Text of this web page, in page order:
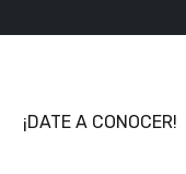
¡DATE A CONOCER!